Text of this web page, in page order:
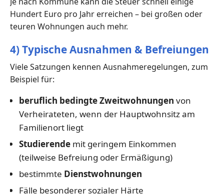
Hundert Euro pro Jahr erreichen – bei großen oder
teuren Wohnungen auch mehr.
4) Typische Ausnahmen & Befreiungen
Viele Satzungen kennen Ausnahmeregelungen, zum
Beispiel für:
beruflich bedingte Zweitwohnungen von
Verheirateten, wenn der Hauptwohnsitz am
Familienort liegt
Studierendemit geringem Einkommen
(teilweise Befreiung oder Ermäßigung)
bestimmte Dienstwohnungen
Fälle besonderer sozialer Härte